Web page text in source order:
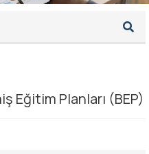
Eğitim Planları (BEP)